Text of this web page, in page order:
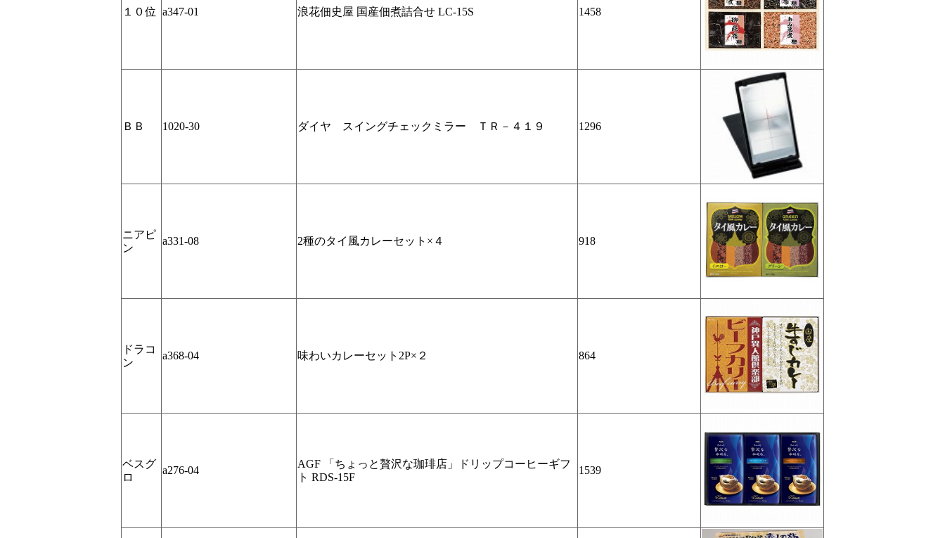
１０位 a347-01 浪花佃史屋 国産佃煮詰合せ LC-15S 1458
ＢＢ 1020-30 ダイヤ スイングチェックミラー ＴＲ－４１９ 1296
ニアピ
ン
a331-08 2種のタイ風カレーセット×４ 918
ドラコ
ン
a368-04 味わいカレーセット2P×２ 864
ベスグ
ロ
a276-04
AGF 「ちょっと贅沢な珈琲店」ドリップコーヒーギフ
ト RDS-15F
1539